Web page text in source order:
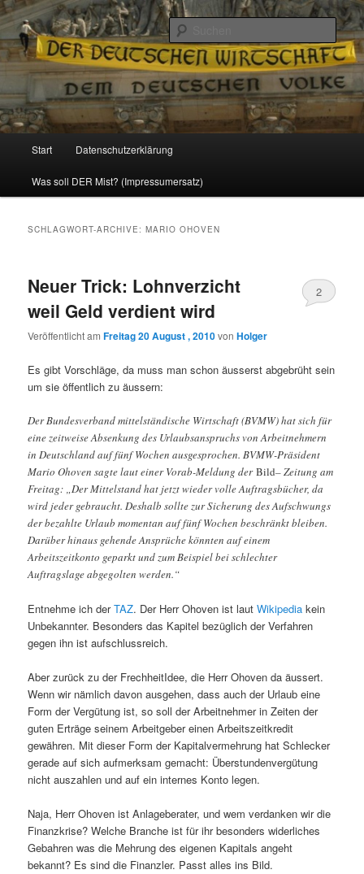
Reizzentrum
Politik, Wirtschaft, Soziales und Gesellschaft
Zum
Inhalt
Zum
sekundären
Start Datenschutzerklärung
Was soll DER Mist? (Impressumersatz)
SCHLAGWORT-ARCHIVE:MARIO OHOVEN
Neuer Trick: Lohnverzicht
weil Geld verdient wird
Veröffentlicht amFreitag 20 August , 2010vonHolger
2
Es gibt Vorschläge, da muss man schon äusserst abgebrüht sein
um sie öffentlich zu äussern:
Der Bundesverband mittelständische Wirtschaft (BVMW) hat sich für
eine zeitweise Absenkung des Urlaubsanspruchs von Arbeitnehmern
in Deutschland auf fünf Wochen ausgesprochen. BVMW-Präsident
Mario Ohoven sagte laut einer Vorab-Meldung derBild– Zeitung am
Freitag: „Der Mittelstand hat jetzt wieder volle Auftragsbücher, da
wird jeder gebraucht. Deshalb sollte zur Sicherung des Aufschwungs
der bezahlte Urlaub momentan auf fünf Wochen beschränkt bleiben.
Darüber hinaus gehende Ansprüche könnten auf einem
Arbeitszeitkonto geparkt und zum Beispiel bei schlechter
Auftragslage abgegolten werden.“
Entnehme ich derTAZ. Der Herr Ohoven ist lautWikipedia kein
Unbekannter. Besonders das Kapitel bezüglich der Verfahren
gegen ihn ist aufschlussreich.
Aber zurück zu der FrechheitIdee, die Herr Ohoven da äussert.
Wenn wir nämlich davon ausgehen, dass auch der Urlaub eine
Form der Vergütung ist, so soll der Arbeitnehmer in Zeiten der
guten Erträge seinem Arbeitgeber einen Arbeitszeitkredit
gewähren. Mit dieser Form der Kapitalvermehrung hat Schlecker
gerade auf sich aufmerksam gemacht: Überstundenvergütung
nicht auszahlen und auf ein internes Konto legen.
Naja, Herr Ohoven ist Anlageberater, und wem verdanken wir die
Finanzkrise? Welche Branche ist für ihr besonders widerliches
Gebahren was die Mehrung des eigenen Kapitals angeht
bekannt? Es sind die Finanzler. Passt alles ins Bild.